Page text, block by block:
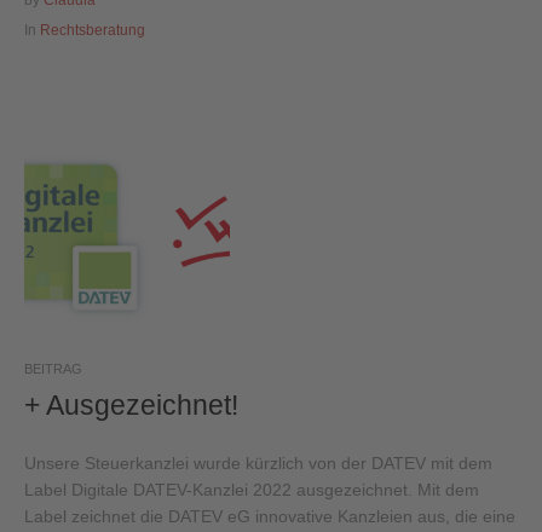
In Rechtsberatung
BEITRAG
+ Ausgezeichnet!
Unsere Steuerkanzlei wurde kürzlich von der DATEV mit dem
Label Digitale DATEV-Kanzlei 2022 ausgezeichnet. Mit dem
Label zeichnet die DATEV eG innovative Kanzleien aus, die eine